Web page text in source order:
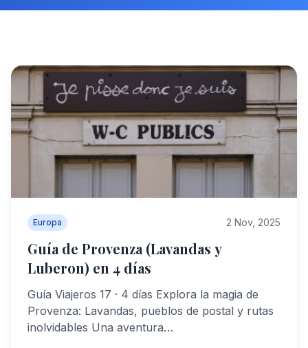
Europa 2 Nov, 2025
Guía de Provenza (Lavandas y
Luberon) en 4 días
Guía Viajeros 17 · 4 días Explora la magia de
Provenza: Lavandas, pueblos de postal y rutas
inolvidables Una aventura…